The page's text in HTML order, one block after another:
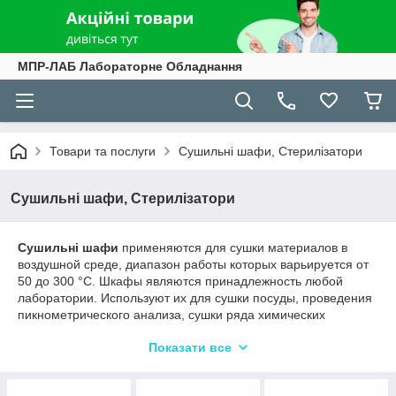
МПР-ЛАБ Лабораторне Обладнання
Товари та послуги Сушильні шафи, Стерилізатори
Сушильні шафи, Стерилізатори
Сушильні шафи применяются для сушки материалов в
воздушной среде, диапазон работы которых варьируется от
50 до 300 °С. Шкафы являются принадлежность любой
лаборатории. Используют их для сушки посуды, проведения
пикнометрического анализа, сушки ряда химических
или исполнителю подойдет сушильный шкаф, как с
Показати все